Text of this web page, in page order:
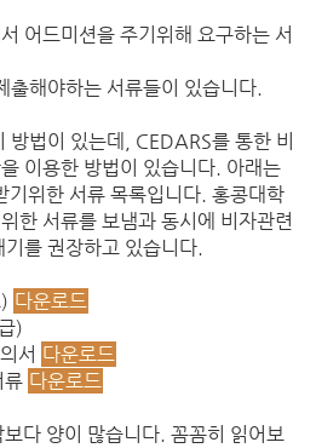
어드미션을 주기위해 요구하는 서
출해야하는 서류들이 있습니다.
방법이 있는데, CEDARS를 통한 비
이용한 방법이 있습니다. 아래는
기위한 서류 목록입니다. 홍콩대학
한 서류를 보냄과 동시에 비자관련
를 권장하고 있습니다.
다운로드
)
서 다운로드
류 다운로드
다 양이 많습니다. 꼼꼼히 읽어보